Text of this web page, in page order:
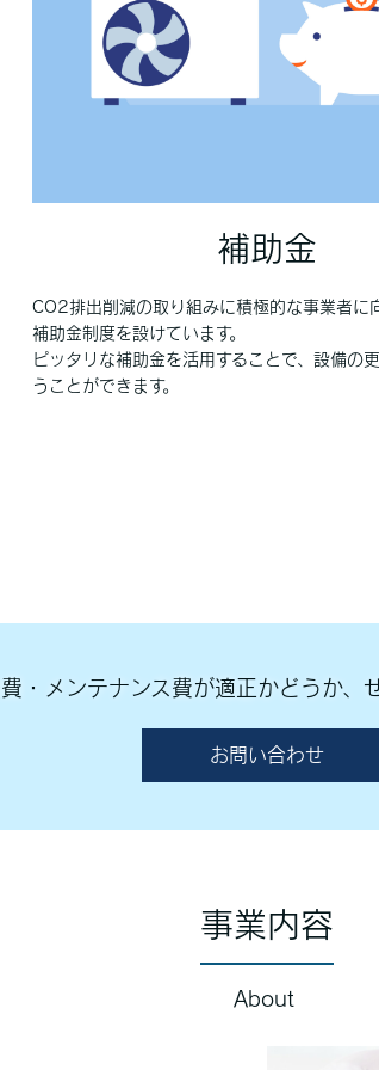
補助金
CO2排出削減の取り組みに積極的な事業者に
補助金制度を設けています。
ピッタリな補助金を活用することで、設備の
うことができます。
・メンテナンス費が適正かどうか、
お問い合わせ
事業内容
About